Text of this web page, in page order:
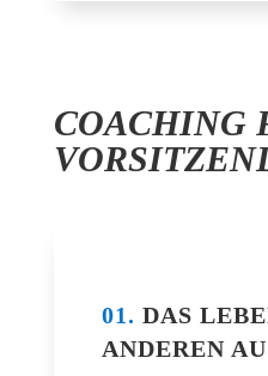
COACHING
01. DAS
ANDEREN